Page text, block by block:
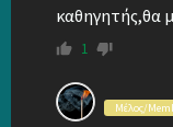
καθηγητής,θα
1
Μέλος/